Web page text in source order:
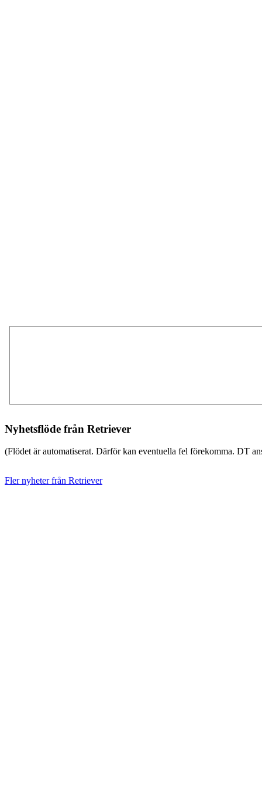
Nyhetsflöde från Retriever
(Flödet är automatiserat. Därför kan eventuella fel förekomma. DT
Fler nyheter från Retriever